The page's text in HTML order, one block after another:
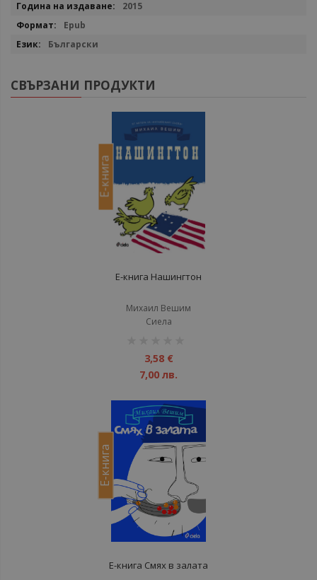
2015
Epub
Български
СВЪРЗАНИ ПРОДУКТИ
Е-книга
Е-книга Нашингтон
Михаил Вешим
Сиела
3,58 €
7,00 лв.
Е-книга
Е-книга Смях в залата